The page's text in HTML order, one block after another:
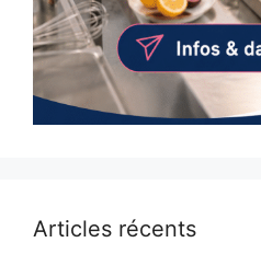
Articles récents